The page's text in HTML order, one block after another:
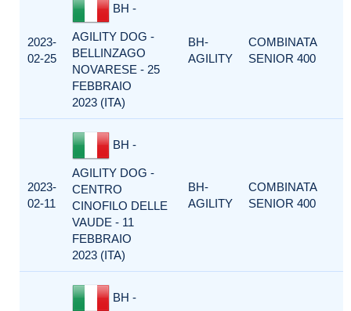
2023-
02-25
BH -
AGILITY DOG -
BELLINZAGO
NOVARESE - 25
FEBBRAIO
2023 (ITA)
BH-
AGILITY
COMBINATA
SENIOR 400
2023-
02-11
BH -
AGILITY DOG -
CENTRO
CINOFILO DELLE
VAUDE - 11
FEBBRAIO
2023 (ITA)
BH-
AGILITY
COMBINATA
SENIOR 400
BH -